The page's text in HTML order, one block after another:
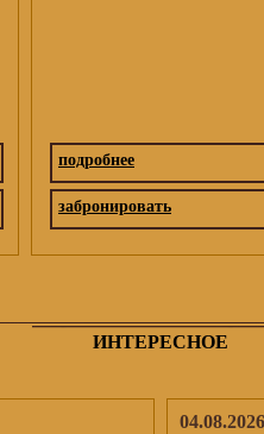
подробнее
забронировать
ИНТЕРЕСНОЕ
04.08.2026